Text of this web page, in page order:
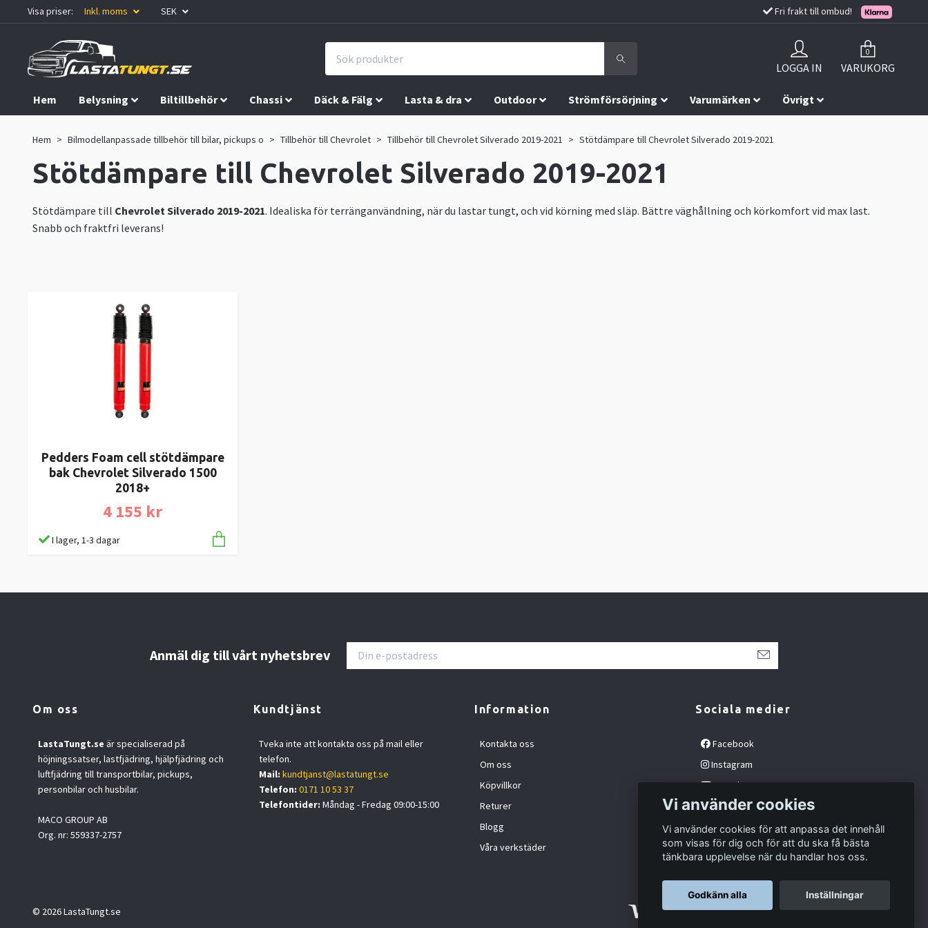
Visa priser: Inkl. moms SEK Fri frakt till ombud!
LOGGA IN
0
VARUKORG
Hem Belysning Biltillbehör Chassi Däck & Fälg Lasta & dra Outdoor Strömförsörjning Varumärken Övrigt
Hem Bilmodellanpassade tillbehör till bilar, pickups o Tillbehör till Chevrolet Tillbehör till Chevrolet Silverado 2019-2021 Stötdämpare till Chevrolet Silverado 2019-2021
Stötdämpare till Chevrolet Silverado 2019-2021
Stötdämpare till Chevrolet Silverado 2019-2021. Idealiska för terränganvändning, när du lastar tungt, och vid körning med släp. Bättre väghållning och körkomfort vid max last.
Snabb och fraktfri leverans!
Pedders Foam cell stötdämpare
bak Chevrolet Silverado 1500
2018+
4 155 kr
I lager, 1-3 dagar
Anmäl dig till vårt nyhetsbrev
Om oss
LastaTungt.se är specialiserad på
höjningssatser, lastfjädring, hjälpfjädring och
luftfjädring till transportbilar, pickups,
personbilar och husbilar.
MACO GROUP AB
Org. nr: 559337-2757
Kundtjänst
Tveka inte att kontakta oss på mail eller
telefon.
Mail: kundtjanst@lastatungt.se
Telefon: 0171 10 53 37
Telefontider: Måndag - Fredag 09:00-15:00
Information
Kontakta oss
Om oss
Köpvillkor
Returer
Blogg
Våra verkstäder
Sociala medier
Facebook
Instagram
YouTube
© 2026 LastaTungt.se
Vi använder cookies
Vi använder cookies för att anpassa det innehåll
som visas för dig och för att du ska få bästa
tänkbara upplevelse när du handlar hos oss.
Godkänn alla Inställningar